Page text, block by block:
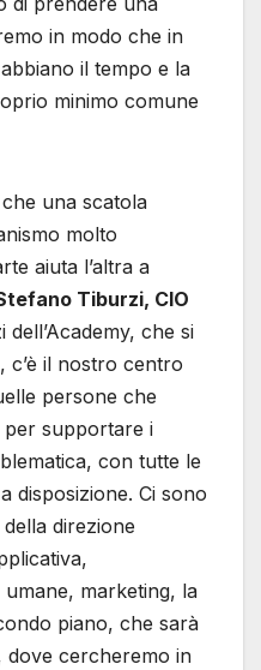
in modo che in
il tempo e la
minimo comune
che una scatola
molto
aiuta l’altra a
Tiburzi, CIO
dell’Academy, che si
il nostro centro
persone che
supportare i
con tutte le
disposizione. Ci sono
direzione
marketing, la
piano, che sarà
dove cercheremo in